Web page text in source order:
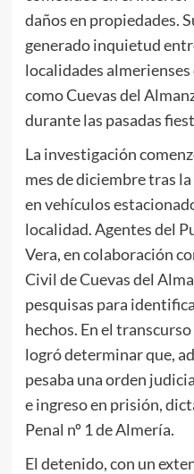
daños en propiedades.
generado inquietud
localidades almerienses
como Cuevas del
durante las pasadas
La investigación
mes de diciembre tras
en vehículos
localidad. Agentes del
Vera, en colaboración
Civil de Cuevas del
pesquisas para
hechos. En el
logró determinar que,
pesaba una orden
e ingreso en prisión,
Penal nº 1 de Almería.
El detenido, con un